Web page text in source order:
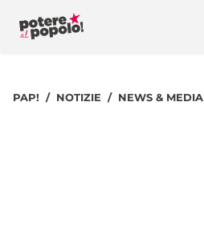
PAP! NOTIZIE NEWS & MEDIA